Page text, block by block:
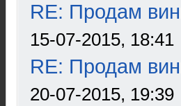
RE: Продам
15-07-2015, 18:41
RE: Продам
20-07-2015, 19:39